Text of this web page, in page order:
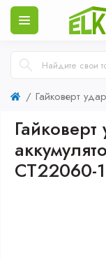
Гайковерт
CT22060-